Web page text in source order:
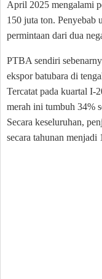
April 2025 mengalami
150 juta ton. Penyebab
permintaan dari dua
PTBA sendiri
ekspor batubara di
Tercatat pada kuartal I-
merah ini tumbuh 34%
Secara keseluruhan,
secara tahunan